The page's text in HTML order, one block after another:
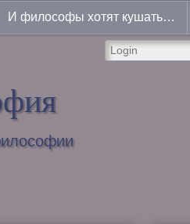
И философы хотят кушать…